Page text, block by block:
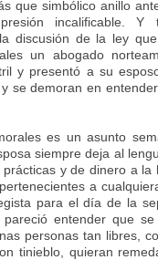
que simbólico anillo
incalificable. Y
discusión de la ley
un abogado
y presentó a su
se demoran en
es un asunto
siempre deja al
y de dinero a la
a
para el día de la
entender que
personas tan libres,
tinieblo, quieran